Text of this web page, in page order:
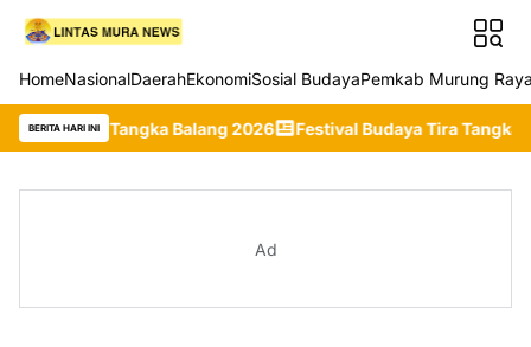
HomeNasionalDaerahEkonomiSosial BudayaPemkab Murung
BERITA HARI INI
Balang 2026 Festival Budaya Tira Tangka Balang 2026
Ad